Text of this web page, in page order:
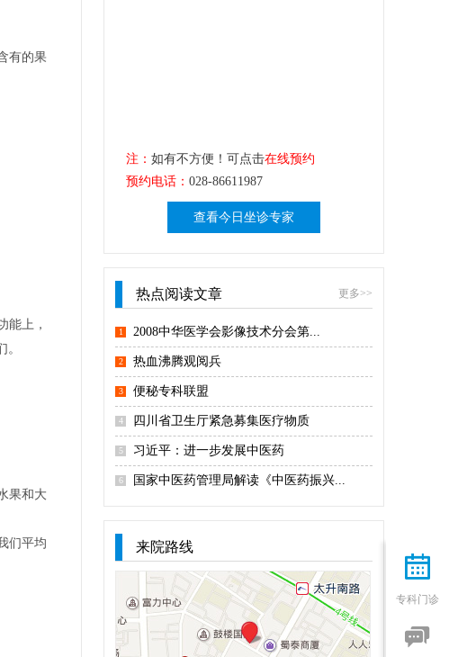
有的果
能上，
果和大
们平均
注： 如有不方便！可点击在线预约
预约电话： 028-86611987
查看今日坐诊专家
热点阅读文章 更多>>
1 2008中华医学会影像技术分会第...
2 热血沸腾观阅兵
3 便秘专科联盟
4 四川省卫生厅紧急募集医疗物质
5 习近平：进一步发展中医药
6 国家中医药管理局解读《中医药振兴...
来院路线

专科门诊
